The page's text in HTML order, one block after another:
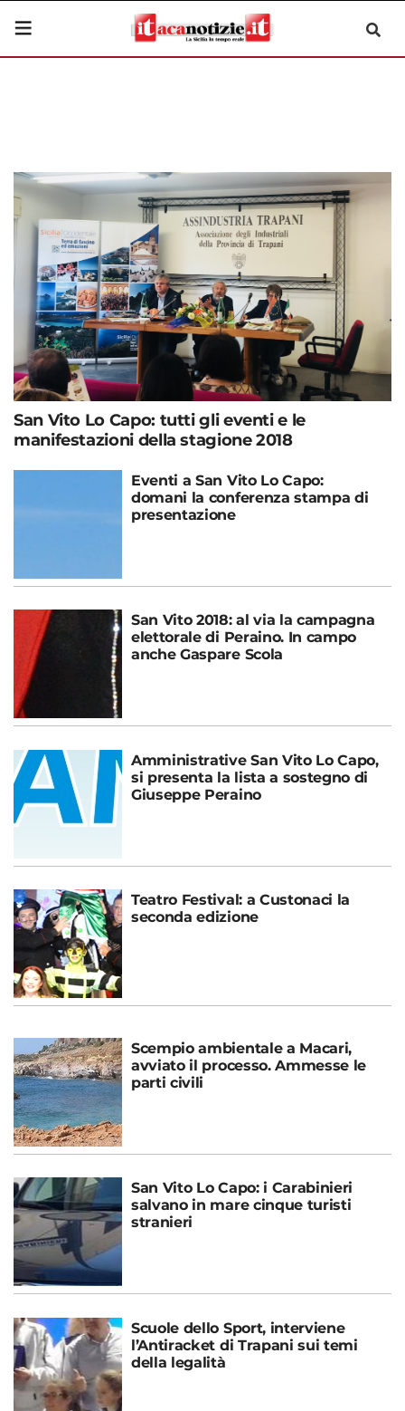
San Vito Lo Capo: tutti gli eventi e le
manifestazioni della stagione 2018
Eventi a San Vito Lo Capo:
domani la conferenza stampa di
presentazione
San Vito 2018: al via la campagna
elettorale di Peraino. In campo
anche Gaspare Scola
Amministrative San Vito Lo Capo,
si presenta la lista a sostegno di
Giuseppe Peraino
Teatro Festival: a Custonaci la
seconda edizione
Scempio ambientale a Macari,
avviato il processo. Ammesse le
parti civili
San Vito Lo Capo: i Carabinieri
salvano in mare cinque turisti
stranieri
Scuole dello Sport, interviene
l’Antiracket di Trapani sui temi
della legalità